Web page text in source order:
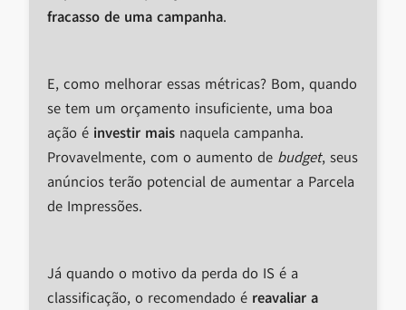
fracasso de uma campanha.
E, como melhorar essas métricas? Bom, quando
se tem um orçamento insuficiente, uma boa
ação é investir mais naquela campanha.
Provavelmente, com o aumento de budget, seus
anúncios terão potencial de aumentar a Parcela
de Impressões.
Já quando o motivo da perda do IS é a
classificação, o recomendado é reavaliar a